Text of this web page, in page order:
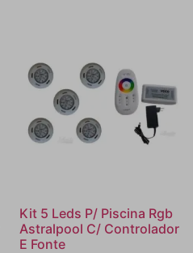
Kit 5 Leds P/ Piscina Rgb
Astralpool C/ Controlador
E Fonte